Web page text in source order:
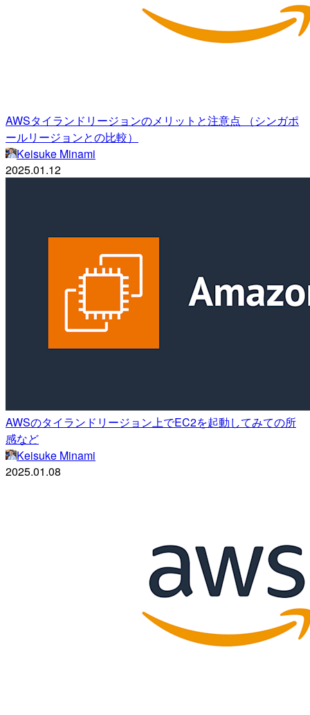
AWSタイランドリージョンのメリットと注意点 （シンガポ
ールリージョンとの比較）
Keisuke Minami
2025.01.12
AWSのタイランドリージョン上でEC2を起動してみての所
感など
Keisuke Minami
2025.01.08